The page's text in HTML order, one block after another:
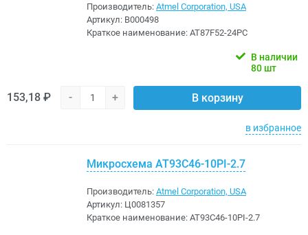
Производитель: Atmel Corporation, USA
Артикул: B000498
Краткое наименование: AT87F52-24PC
В наличии
80 шт
153,18 ₽ - + В корзину
в избранное
Микросхема AT93C46-10PI-2.7
Производитель: Atmel Corporation, USA
Артикул: Ц0081357
Краткое наименование: AT93C46-10PI-2.7